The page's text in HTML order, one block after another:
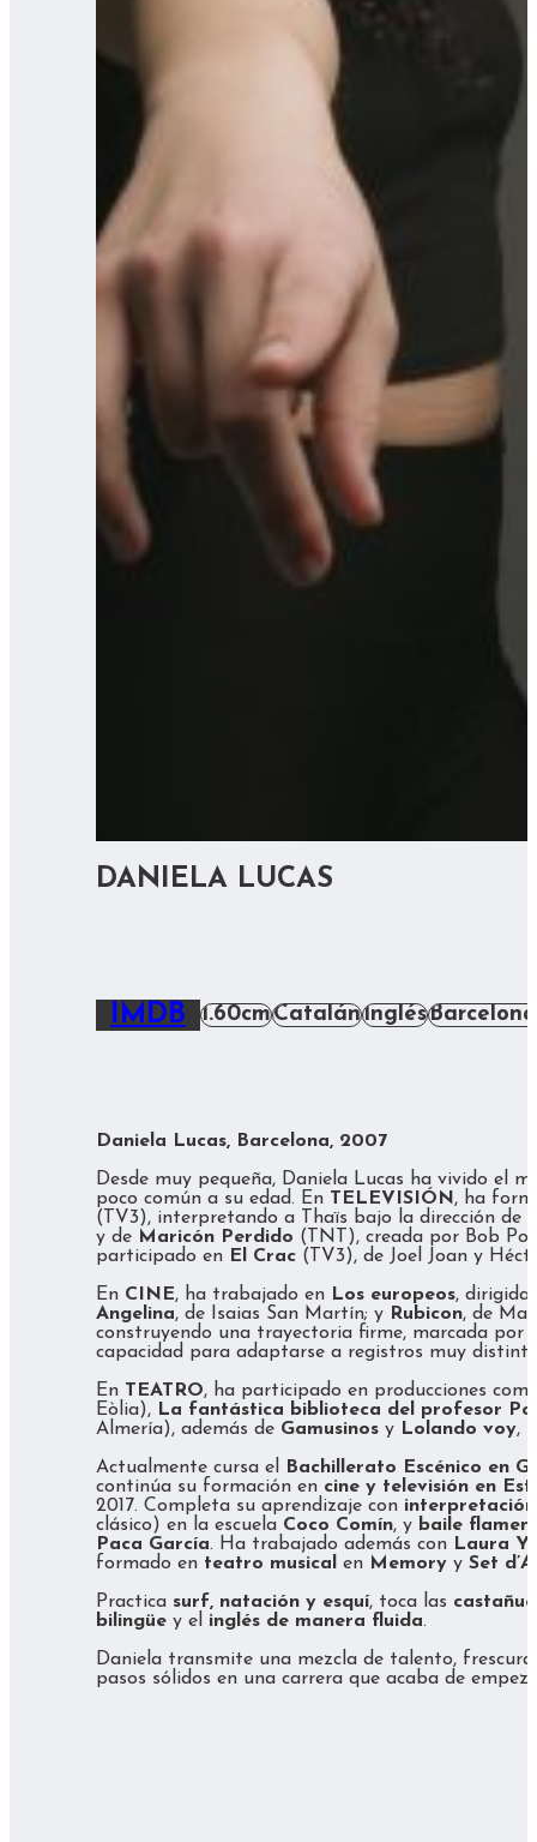
DANIELA LUCAS
IMDB 1.60cmCatalánInglésBarcelona
Daniela Lucas, Barcelona, 2007
Desde muy pequeña, Daniela Lucas ha vivido el
poco común a su edad. En TELEVISIÓN, ha
(TV3), interpretando a Thaïs bajo la dirección de
y de Maricón Perdido (TNT), creada por Bob
participado en El Crac (TV3), de Joel Joan y
En CINE, ha trabajado en Los europeos,
Angelina, de Isaias San Martín; y Rubicon, de
construyendo una trayectoria firme, marcada por
capacidad para adaptarse a registros muy
En TEATRO, ha participado en producciones
Eòlia), La fantástica biblioteca del profesor
Almería), además de Gamusinos y Lolando voy,
Actualmente cursa el
Bachillerato Escénico en
continúa su formación en cine y televisión en
2017. Completa su aprendizaje con interpretación
clásico) en la escuela Coco Comín, y baile
Paca García. Ha trabajado además con Laura
formado en teatro musical en Memory y Set
Practica surf, natación y esquí, toca las
bilingüe y el inglés de manera fluida.
Daniela transmite una mezcla de talento,
pasos sólidos en una carrera que acaba de